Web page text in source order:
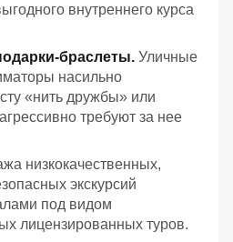
внутреннего курса
браслеты. Уличные
насильно
«нить дружбы» или
требуют за нее
низкокачественных,
экскурсий
под видом
лицензированных туров.